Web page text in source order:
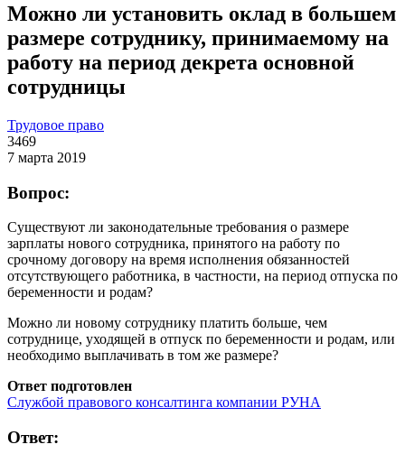
Можно ли установить оклад в большем
размере сотруднику, принимаемому на
работу на период декрета основной
сотрудницы
Трудовое право
3469
7 марта 2019
Вопрос:
Существуют ли законодательные требования о размере
зарплаты нового сотрудника, принятого на работу по
срочному договору на время исполнения обязанностей
отсутствующего работника, в частности, на период отпуска по
беременности и родам?
Можно ли новому сотруднику платить больше, чем
сотруднице, уходящей в отпуск по беременности и родам, или
необходимо выплачивать в том же размере?
Ответ подготовлен
Службой правового консалтинга компании РУНА
Ответ: